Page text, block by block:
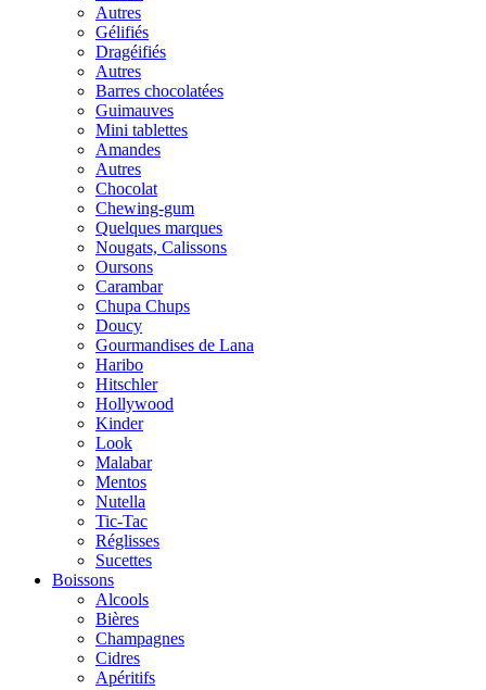
Autres
Gélifiés
Dragéifiés
Autres
Barres chocolatées
Guimauves
Mini tablettes
Amandes
Autres
Chocolat
Chewing-gum
Quelques marques
Nougats, Calissons
Oursons
Carambar
Chupa Chups
Doucy
Gourmandises de Lana
Haribo
Hitschler
Hollywood
Kinder
Look
Malabar
Mentos
Nutella
Tic-Tac
Réglisses
Sucettes
Boissons
Alcools
Bières
Champagnes
Cidres
Apéritifs